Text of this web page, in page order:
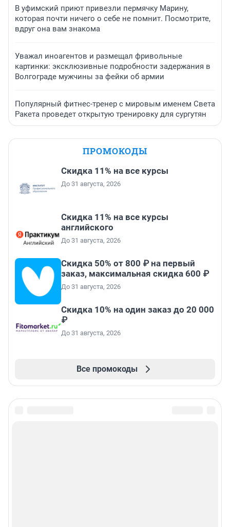
В уфимский приют привезли пермячку Марину,
которая почти ничего о себе не помнит. Посмотрите,
вдруг она вам знакома
Уважал иноагентов и размещал фривольные
картинки: эксклюзивные подробности задержания в
Волгограде мужчины за фейки об армии
Популярный фитнес-тренер с мировым именем Света
Ракета проведет открытую тренировку для сургутян
ПРОМОКОДЫ
Скидка 11% на все курсы
До 31 августа, 2026
Скидка 11% на все курсы
английского
До 31 августа, 2026
Скидка 50% от 800 ₽ на первый
заказ, максимальная скидка 600 ₽
До 31 августа, 2026
Скидка 10% на один заказ до 20 000
₽
До 31 августа, 2026
Все промокоды